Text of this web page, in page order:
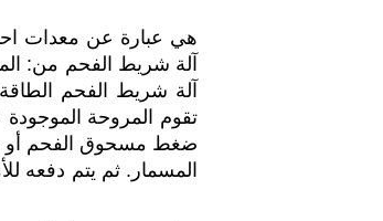
آلة شريط الفحم من:
آلة شريط الفحم
تقوم المروحة
ضغط مسحوق الفحم أو
المسمار. ثم يتم دفعه